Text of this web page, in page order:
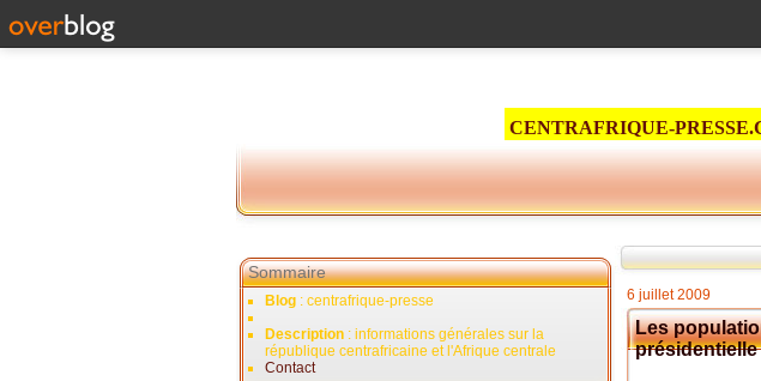
CENTRAFRIQUE-
Sommaire
Blog : centrafrique-presse
Description : informations générales sur la
république centrafricaine et l'Afrique centrale
Contact
6 juillet 2009
Les